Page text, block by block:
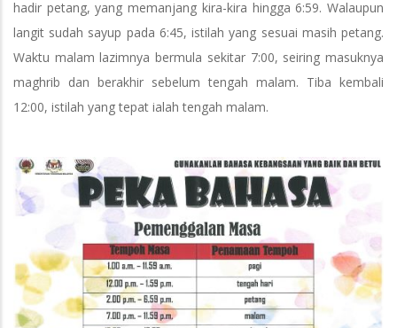
hadir petang, yang memanjang kira-kira hingga 6:59. Walaupun
langit sudah sayup pada 6:45, istilah yang sesuai masih petang.
Waktu malam lazimnya bermula sekitar 7:00, seiring masuknya
maghrib dan berakhir sebelum tengah malam. Tiba kembali
12:00, istilah yang tepat ialah tengah malam.